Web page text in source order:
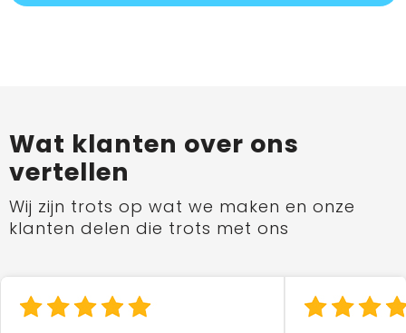
Wat klanten over ons
vertellen
Wij zijn trots op wat we maken en onze
klanten delen die trots met ons